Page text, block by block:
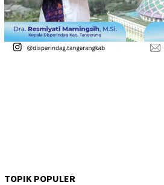
TOPIK POPULER